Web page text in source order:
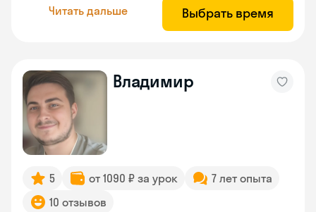
Читать дальше Выбрать время
Владимир
5 от 1090 ₽ за урок
7 лет опыта
10 отзывов